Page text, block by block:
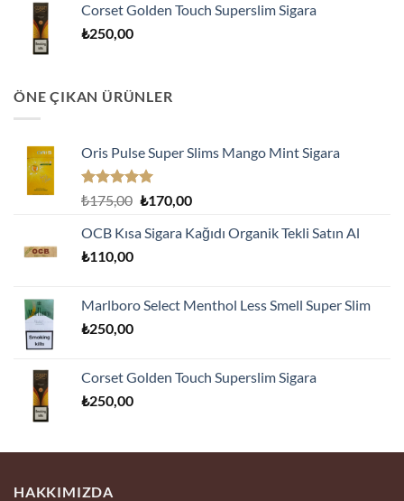
Corset Golden Touch Superslim Sigara
₺250,00
ÖNE ÇIKAN ÜRÜNLER
Oris Pulse Super Slims Mango Mint Sigara
5 üzerinden
oy
aldı
₺175,00 Orijinal
₺175,00.
₺170,00Şu
fiyat:
OCB Kısa Sigara Kağıdı Organik Tekli Satın Al
₺110,00
Marlboro Select Menthol Less Smell Super Slim
₺250,00
Corset Golden Touch Superslim Sigara
₺250,00
HAKKIMIZDA